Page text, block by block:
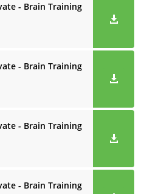
- Brain Training
- Brain Training
- Brain Training
- Brain Training